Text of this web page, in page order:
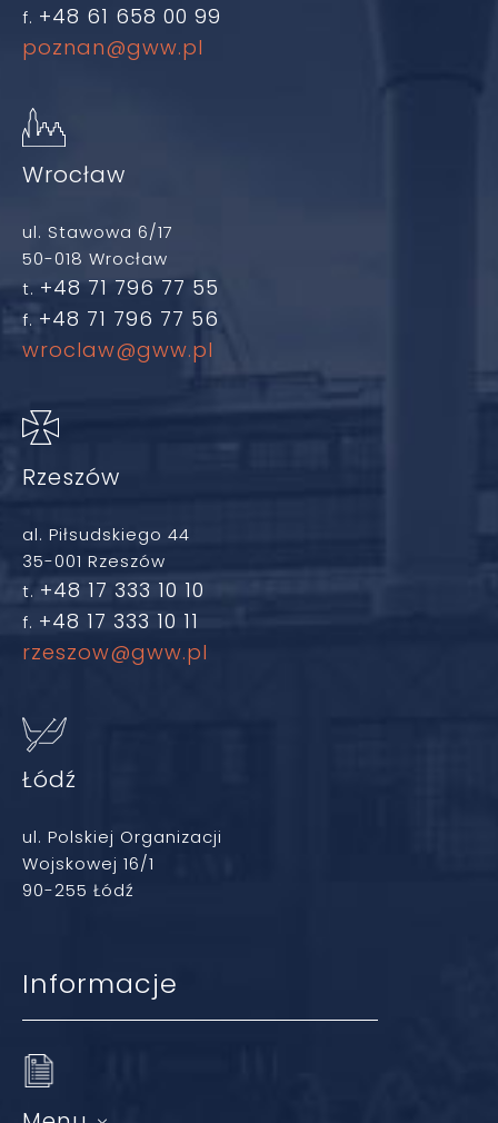
f. +48 61 658 00 99
poznan@gww.pl
Wrocław
ul. Stawowa 6/17
50-018 Wrocław
t. +48 71 796 77 55
f. +48 71 796 77 56
wroclaw@gww.pl
Rzeszów
al. Piłsudskiego 44
35-001 Rzeszów
t. +48 17 333 10 10
f. +48 17 333 10 11
rzeszow@gww.pl
Łódź
ul. Polskiej Organizacji
Wojskowej 16/1
90-255 Łódź
Informacje